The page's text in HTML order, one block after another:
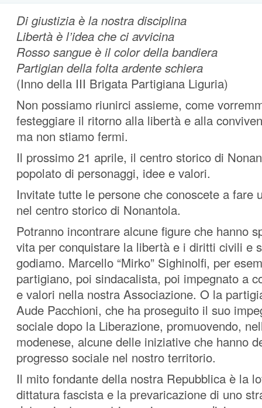
Di giustizia è la nostra disciplina
Libertà è l’idea che ci avvicina
Rosso sangue è il color della bandiera
Partigian della folta ardente schiera
(Inno della III Brigata Partigiana Liguria)
Non possiamo riunirci assieme, come
festeggiare il ritorno alla libertà e alla
ma non stiamo fermi.
Il prossimo 21 aprile, il centro storico di
popolato di personaggi, idee e valori.
Invitate tutte le persone che conoscete a fare
nel centro storico di Nonantola.
Potranno incontrare alcune figure che hanno
vita per conquistare la libertà e i diritti civili e
godiamo. Marcello “Mirko” Sighinolfi, per
partigiano, poi sindacalista, poi impegnato a
e valori nella nostra Associazione. O la
Aude Pacchioni, che ha proseguito il suo
sociale dopo la Liberazione, promuovendo,
modenese, alcune delle iniziative che hanno
progresso sociale nel nostro territorio.
Il mito fondante della nostra Repubblica è la
dittatura fascista e la prevaricazione di uno